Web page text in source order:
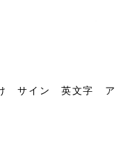
け サイン 英文字 ア